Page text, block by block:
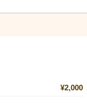
¥2,000